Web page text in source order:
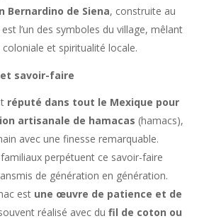
Bernardino de Siena, construite au
est l’un des symboles du village, mêlant
et spiritualité locale.
savoir-faire
réputé dans tout le Mexique pour
artisanale de hamacas (hamacs),
avec une finesse remarquable.
perpétuent ce savoir-faire
de génération en génération.
est une œuvre de patience et de
réalisé avec du fil de coton ou